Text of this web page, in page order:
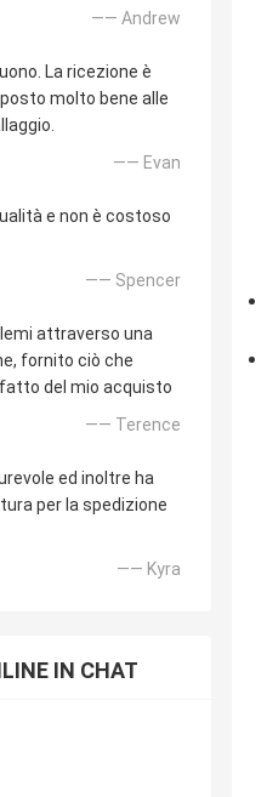
—— Andrew
La ricezione è
molto bene alle
—— Evan
e non è costoso
—— Spencer
attraverso una
fornito ciò che
del mio acquisto
—— Terence
ed inoltre ha
per la spedizione
—— Kyra
IN CHAT